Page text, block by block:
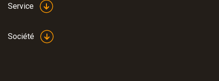
Service
Société